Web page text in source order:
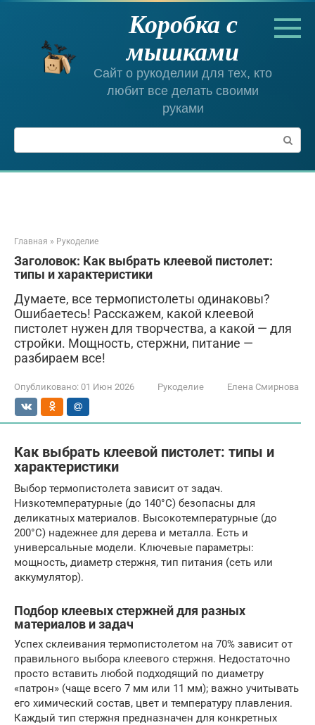
Перейти
Коробка с
мышками
Сайт о рукоделии для тех, кто
любит все делать своими
руками
Поиск:
Главная » Рукоделие
Заголовок: Как выбрать клеевой пистолет:
типы и характеристики
Думаете, все термопистолеты одинаковы?
Ошибаетесь! Расскажем, какой клеевой
пистолет нужен для творчества, а какой — для
стройки. Мощность, стержни, питание —
разбираем все!
Опубликовано: 01 Июн 2026 Рукоделие Елена Смирнова
Как выбрать клеевой пистолет: типы и
характеристики
Выбор термопистолета зависит от задач.
Низкотемпературные (до 140°C) безопасны для
деликатных материалов. Высокотемпературные (до
200°C) надежнее для дерева и металла. Есть и
универсальные модели. Ключевые параметры:
мощность, диаметр стержня, тип питания (сеть или
аккумулятор).
Подбор клеевых стержней для разных
материалов и задач
Успех склеивания термопистолетом на 70% зависит от
правильного выбора клеевого стержня. Недостаточно
просто вставить любой подходящий по диаметру
«патрон» (чаще всего 7 мм или 11 мм); важно учитывать
его химический состав, цвет и температуру плавления.
Каждый тип стержня предназначен для конкретных